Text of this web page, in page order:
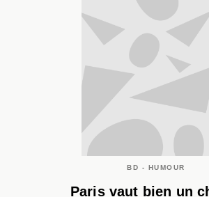
BD - HUMOUR
Paris vaut bien un